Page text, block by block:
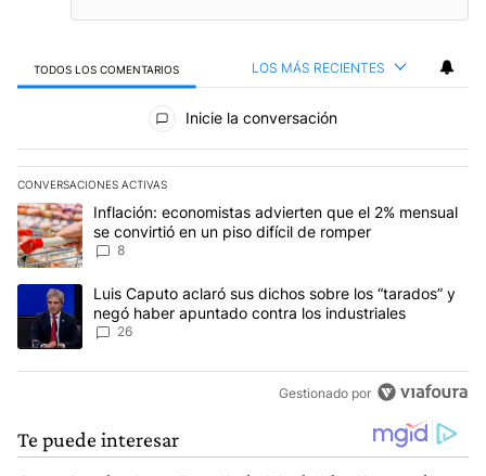
TODOS LOS COMENTARIOS LOS MÁS RECIENTES
Todos los comentarios
Inicie la conversación
CONVERSACIONES ACTIVAS
Este listado muestra los artículos con más comentarios en los
Un artículo de tendencia con el título "Inflación: economistas
Inflación: economistas advierten que el 2% mensual
se convirtió en un piso difícil de romper
8
Un artículo de tendencia con el título "Luis Caputo aclaró sus
Luis Caputo aclaró sus dichos sobre los “tarados” y
negó haber apuntado contra los industriales
26
Gestionado por